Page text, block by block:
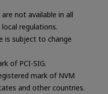
not available in all
regulations.
is subject to change
of PCI-SIG.
mark of NVM
and other countries.